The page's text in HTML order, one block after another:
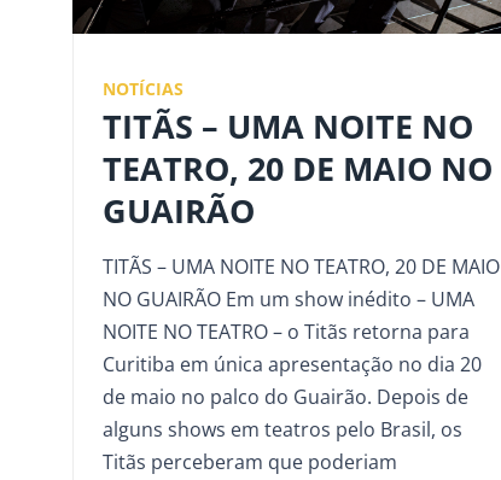
NOTÍCIAS
TITÃS – UMA NOITE NO
TEATRO, 20 DE MAIO NO
GUAIRÃO
TITÃS – UMA NOITE NO TEATRO, 20 DE MAIO
NO GUAIRÃO Em um show inédito – UMA
NOITE NO TEATRO – o Titãs retorna para
Curitiba em única apresentação no dia 20
de maio no palco do Guairão. Depois de
alguns shows em teatros pelo Brasil, os
Titãs perceberam que poderiam